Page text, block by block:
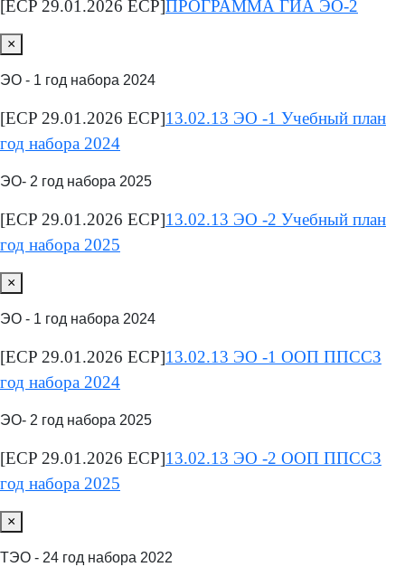
[ECP 29.01.2026 ECP]ПРОГРАММА ГИА ЭО-2
×
ЭО - 1 год набора 2024
[ECP 29.01.2026 ECP]13.02.13 ЭО -1 Учебный план
год набора 2024
ЭО- 2 год набора 2025
[ECP 29.01.2026 ECP]13.02.13 ЭО -2 Учебный план
год набора 2025
×
ЭО - 1 год набора 2024
[ECP 29.01.2026 ECP]13.02.13 ЭО -1 ООП ППССЗ
год набора 2024
ЭО- 2 год набора 2025
[ECP 29.01.2026 ECP]13.02.13 ЭО -2 ООП ППССЗ
год набора 2025
×
ТЭО - 24 год набора 2022